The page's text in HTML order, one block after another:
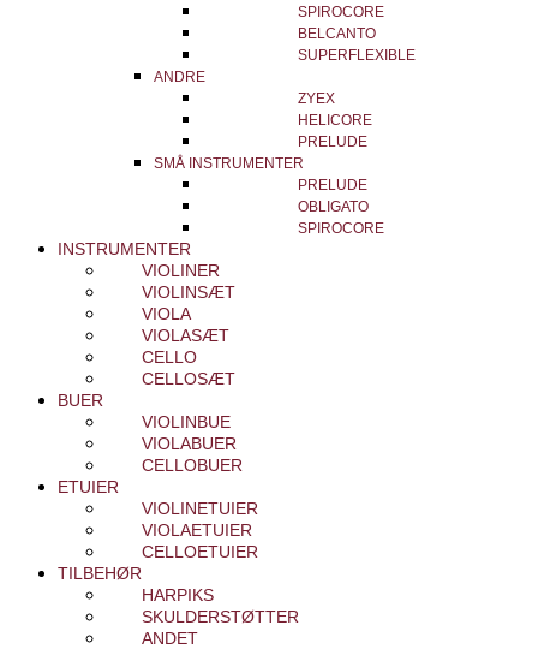
SPIROCORE
BELCANTO
SUPERFLEXIBLE
ANDRE
ZYEX
HELICORE
PRELUDE
SMÅ INSTRUMENTER
PRELUDE
OBLIGATO
SPIROCORE
INSTRUMENTER
VIOLINER
VIOLINSÆT
VIOLA
VIOLASÆT
CELLO
CELLOSÆT
BUER
VIOLINBUE
VIOLABUER
CELLOBUER
ETUIER
VIOLINETUIER
VIOLAETUIER
CELLOETUIER
TILBEHØR
HARPIKS
SKULDERSTØTTER
ANDET